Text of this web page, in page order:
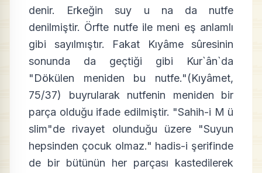
denir. Erkeğin suy u na da nutfe
denilmiştir. Örfte nutfe ile meni eş anlamlı
gibi sayılmıştır. Fakat Kıyâme sûresinin
sonunda da geçtiği gibi Kur`ân`da
"Dökülen meniden bu nutfe."(Kıyâmet,
75/37) buyrularak nutfenin meniden bir
parça olduğu ifade edilmiştir. "Sahih-i M ü
slim"de rivayet olunduğu üzere "Suyun
hepsinden çocuk olmaz." hadis-i şerifinde
de bir bütünün her parçası kastedilerek